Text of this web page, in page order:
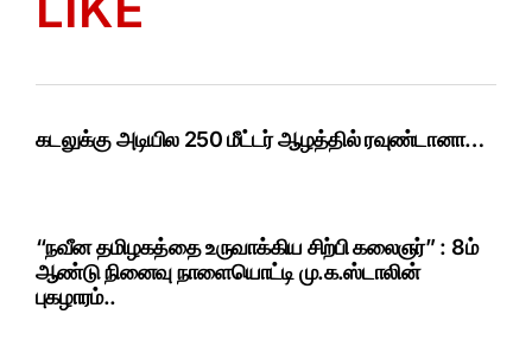
கடலுக்கு அடியில 250 மீட்டர் ஆழத்தில் ரவுண்டானா…
“நவீன தமிழகத்தை உருவாக்கிய சிற்பி கலைஞர்” : 8ம்
ஆண்டு நினைவு நாளையொட்டி மு.க.ஸ்டாலின்
புகழாரம்..